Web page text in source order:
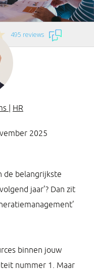
495 reviews
| HR
2025
de belangrijkste
jaar’? Dan zit
binnen jouw
nummer 1. Maar